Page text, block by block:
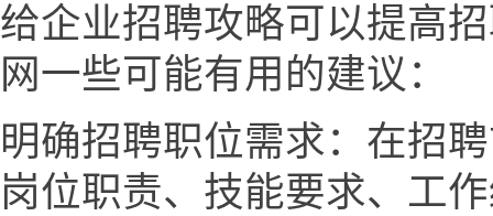
给企业招聘攻略可以提高
网一些可能有用的建议：
明确招聘职位需求：在招
岗位职责、技能要求、工